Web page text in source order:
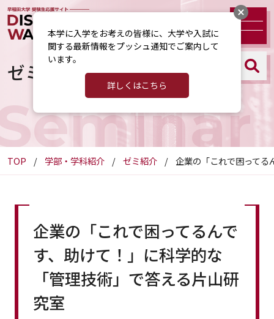
ゼミ紹介
TOP 学部・学科紹介 ゼミ紹介 企業の「これで困ってる
企業の「これで困ってるんで
す、助けて！」に科学的な
「管理技術」で答える片山研
究室
本学に入学をお考えの皆様に、大学や入試に
関する最新情報をプッシュ通知でご案内して
います。
詳しくはこちら